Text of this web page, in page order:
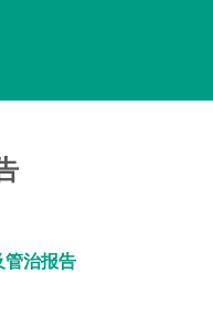
管治报告